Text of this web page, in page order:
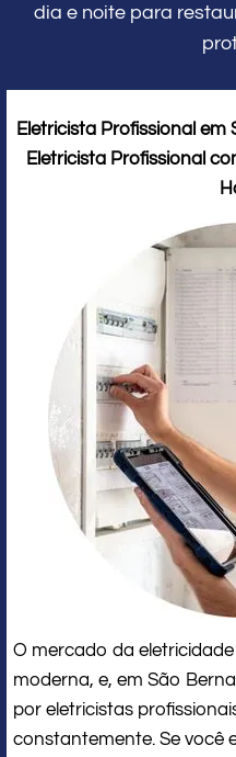
dia e noite para
Eletricista Profissional
Eletricista Profissional
O mercado da
moderna, e, em São
por eletricistas
constantemente. Se você